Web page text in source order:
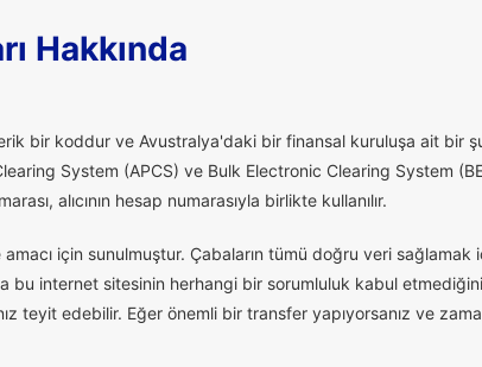
Hakkında
bir koddur ve Avustralya'daki bir finansal kuruluşa ait bir
System (APCS) ve Bulk Electronic Clearing System
alıcının hesap numarasıyla birlikte kullanılır.
için sunulmuştur. Çabaların tümü doğru veri sağlamak
bu internet sitesinin herhangi bir sorumluluk kabul
teyit edebilir. Eğer önemli bir transfer yapıyorsanız ve